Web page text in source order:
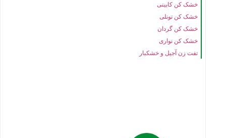
خشک کن کابینی
خشک کن تونلی
خشک کن گردان
خشک کن نواری
تفت زن آجیل و خشکبار